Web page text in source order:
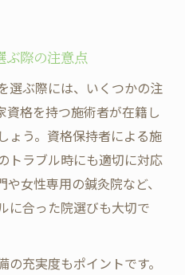
ぶ際の注意点
選ぶ際には、いくつかの注
資格を持つ施術者が在籍し
ょう。資格保持者による施
トラブル時にも適切に対応
女性専用の鍼灸院など、
に合った院選びも大切で
充実度もポイントです。